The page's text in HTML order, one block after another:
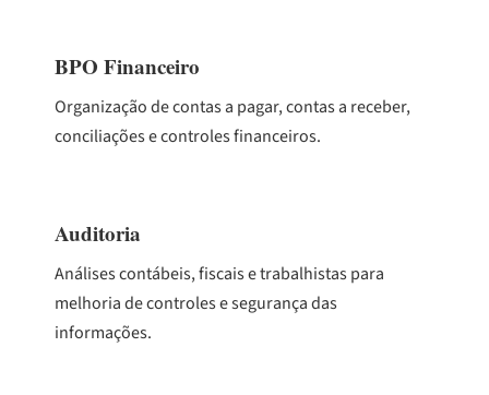
BPO Financeiro
Organização de contas a pagar, contas a receber,
conciliações e controles financeiros.
Auditoria
Análises contábeis, fiscais e trabalhistas para
melhoria de controles e segurança das
informações.